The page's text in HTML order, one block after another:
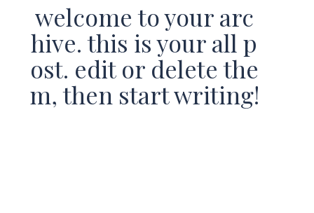
welcome to your arc
hive. this is your all p
ost. edit or delete the
m, then start writing!